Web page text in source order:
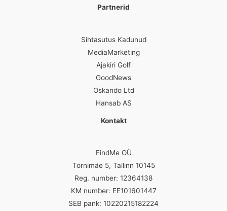
Partnerid
Sihtasutus Kadunud
MediaMarketing
Ajakiri Golf
GoodNews
Oskando Ltd
Hansab AS
Kontakt
FindMe OÜ
Tornimäe 5, Tallinn 10145
Reg. number: 12364138
KM number: EE101601447
SEB pank: 10220215182224